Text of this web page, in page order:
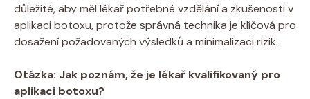
důležité, aby měl lékař potřebné vzdělání a zkušenosti v
aplikaci botoxu, protože správná technika je klíčová pro
dosažení požadovaných výsledků a minimalizaci rizik.
Otázka: Jak poznám, že je lékař kvalifikovaný pro
aplikaci botoxu?